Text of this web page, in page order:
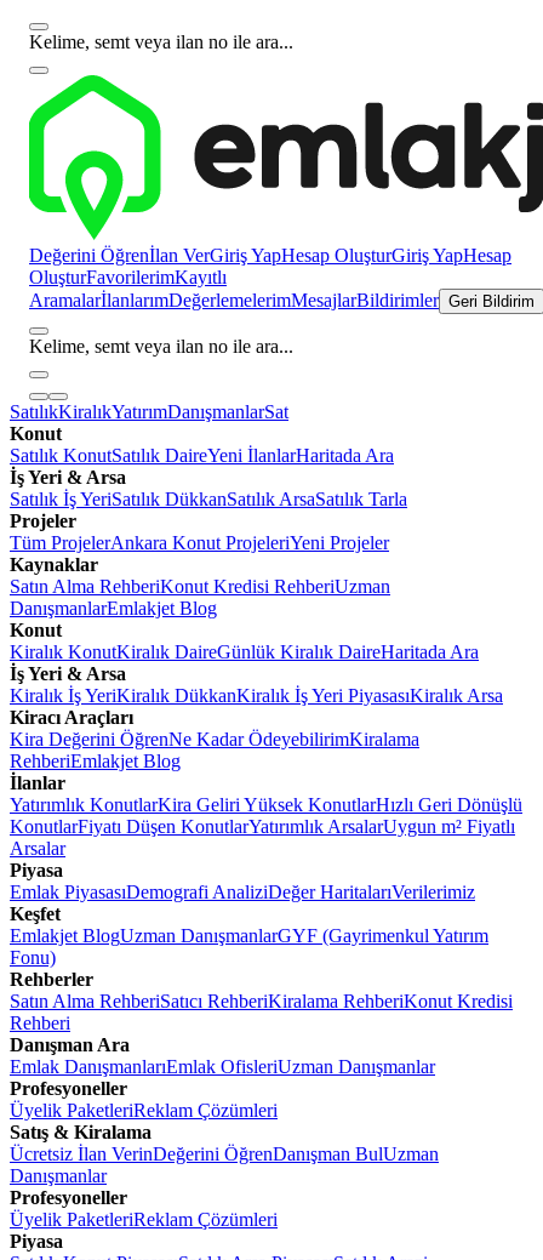
Kelime, semt veya ilan no ile ara...
Değerini Öğrenİlan VerGiriş YapHesap OluşturGiriş YapHesap
OluşturFavorilerimKayıtlı
AramalarİlanlarımDeğerlemelerimMesajlarBildirimler Geri Bildirim
Kelime, semt veya ilan no ile ara...
SatılıkKiralıkYatırımDanışmanlarSat
Konut
Satılık KonutSatılık DaireYeni İlanlarHaritada Ara
İş Yeri & Arsa
Satılık İş YeriSatılık DükkanSatılık ArsaSatılık Tarla
Projeler
Tüm ProjelerAnkara Konut ProjeleriYeni Projeler
Kaynaklar
Satın Alma RehberiKonut Kredisi RehberiUzman
DanışmanlarEmlakjet Blog
Konut
Kiralık KonutKiralık DaireGünlük Kiralık DaireHaritada Ara
İş Yeri & Arsa
Kiralık İş YeriKiralık DükkanKiralık İş Yeri PiyasasıKiralık Arsa
Kiracı Araçları
Kira Değerini ÖğrenNe Kadar ÖdeyebilirimKiralama
RehberiEmlakjet Blog
İlanlar
Yatırımlık KonutlarKira Geliri Yüksek KonutlarHızlı Geri Dönüşlü
KonutlarFiyatı Düşen KonutlarYatırımlık ArsalarUygun m² Fiyatlı
Arsalar
Piyasa
Emlak PiyasasıDemografi AnaliziDeğer HaritalarıVerilerimiz
Keşfet
Emlakjet BlogUzman DanışmanlarGYF (Gayrimenkul Yatırım
Fonu)
Rehberler
Satın Alma RehberiSatıcı RehberiKiralama RehberiKonut Kredisi
Rehberi
Danışman Ara
Emlak DanışmanlarıEmlak OfisleriUzman Danışmanlar
Profesyoneller
Üyelik PaketleriReklam Çözümleri
Satış & Kiralama
Ücretsiz İlan VerinDeğerini ÖğrenDanışman BulUzman
Danışmanlar
Profesyoneller
Üyelik PaketleriReklam Çözümleri
Piyasa